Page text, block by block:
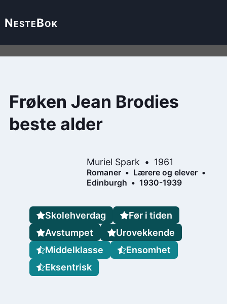
NesteBok
Frøken Jean Brodies
beste alder
Muriel Spark 1961
Romaner
Lærere og elever
Edinburgh
1930-1939
Skolehverdag
Før i tiden
Avstumpet
Urovekkende
Middelklasse
Ensomhet
Eksentrisk